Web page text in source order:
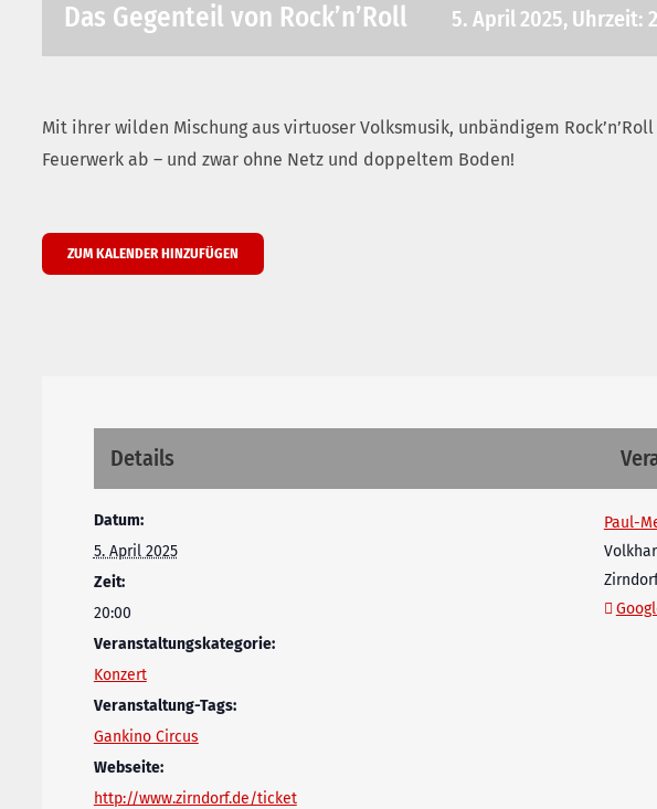
Das Gegenteil von Rock’n’Roll 5. April 2025, Uhrzeit:
Mit ihrer wilden Mischung aus virtuoser Volksmusik, unbändigem
Feuerwerk ab – und zwar ohne Netz und doppeltem Boden!
ZUM KALENDER HINZUFÜGEN
Details
Datum:
5. April 2025
Zeit:
20:00
Veranstaltungskategorie:
Konzert
Veranstaltung-Tags:
Gankino Circus
Webseite:
http://www.zirndorf.de/ticket
Paul-
Zirndorf